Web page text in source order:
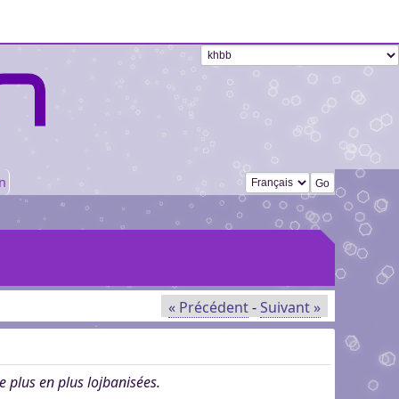
Changer de langue
« Précédent-Suivant »
plus en plus lojbanisées.